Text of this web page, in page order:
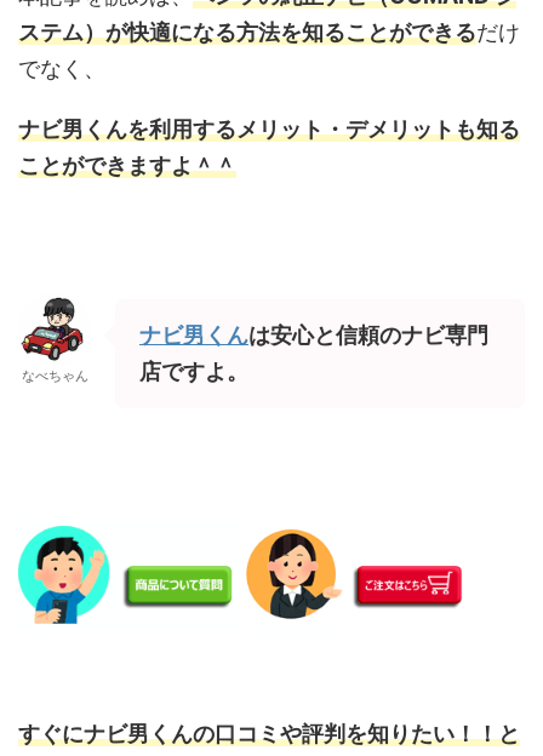
ステム）が快適になる方法を知ることができるだけ
でなく、
ナビ男くんを利用するメリット・デメリットも知る
ことができますよ＾＾
なべちゃん
ナビ男くんは安心と信頼のナビ専門
店ですよ。
すぐにナビ男くんの口コミや評判を知りたい！！と